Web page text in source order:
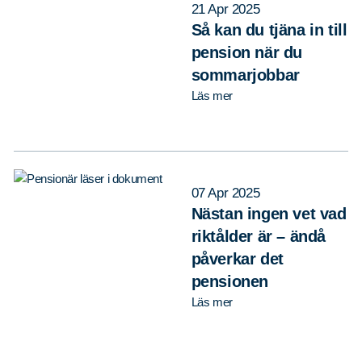
21 Apr 2025
Så kan du tjäna in till
pension när du
sommarjobbar
Läs mer
07 Apr 2025
Nästan ingen vet vad
riktålder är – ändå
påverkar det
pensionen
Läs mer